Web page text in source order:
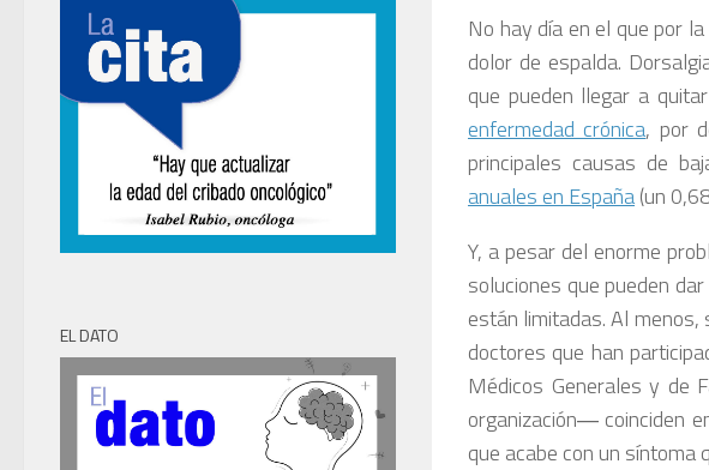
No hay día en el que por
dolor de espalda.
que pueden llegar a
enfermedad crónica, por
principales causas de
anuales en España(un
Y, a pesar del enorme
soluciones que pueden
están limitadas. Al menos,
doctores que han
Médicos Generales y de
organización― coinciden
que acabe con un síntoma
EL DATO